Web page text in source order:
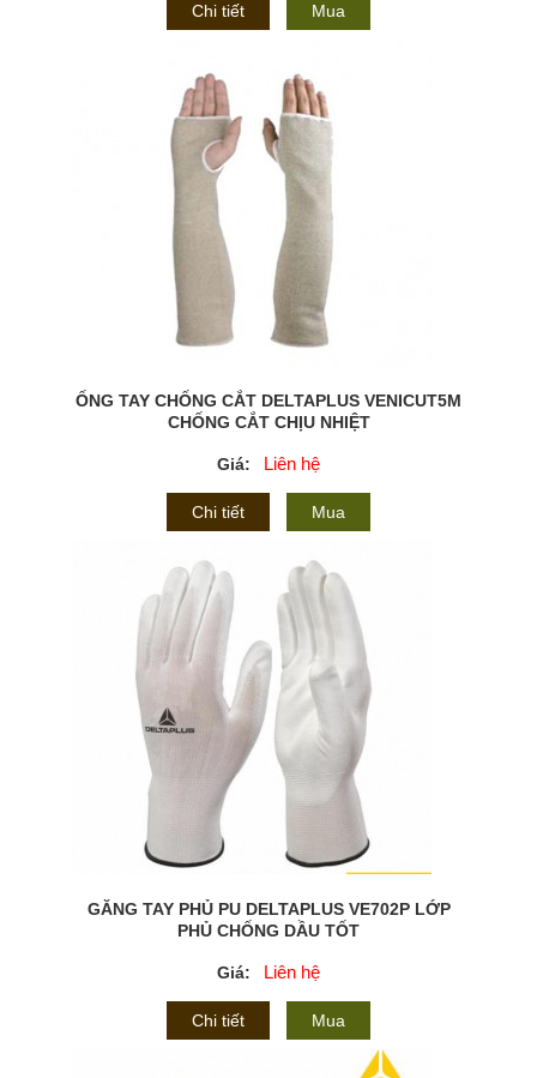
Chi tiết Mua
ỐNG TAY CHỐNG CẮT DELTAPLUS VENICUT5M
CHỐNG CẮT CHỊU NHIỆT
Giá: Liên hệ
Chi tiết Mua
GĂNG TAY PHỦ PU DELTAPLUS VE702P LỚP
PHỦ CHỐNG DẦU TỐT
Giá: Liên hệ
Chi tiết Mua